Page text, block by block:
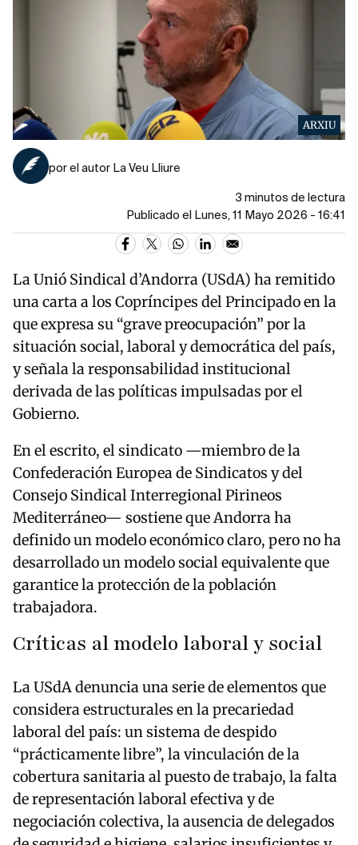
ARXIU
por el autor La Veu Lliure
3 minutos de lectura
Publicado el Lunes, 11 Mayo 2026 - 16:41
La Unió Sindical d’Andorra (USdA) ha remitido
una carta a los Copríncipes del Principado en la
que expresa su “grave preocupación” por la
situación social, laboral y democrática del país,
y señala la responsabilidad institucional
derivada de las políticas impulsadas por el
Gobierno.
En el escrito, el sindicato —miembro de la
Confederación Europea de Sindicatos y del
Consejo Sindical Interregional Pirineos
Mediterráneo— sostiene que Andorra ha
definido un modelo económico claro, pero no ha
desarrollado un modelo social equivalente que
garantice la protección de la población
trabajadora.
Críticas al modelo laboral y social
La USdA denuncia una serie de elementos que
considera estructurales en la precariedad
laboral del país: un sistema de despido
“prácticamente libre”, la vinculación de la
cobertura sanitaria al puesto de trabajo, la falta
de representación laboral efectiva y de
negociación colectiva, la ausencia de delegados